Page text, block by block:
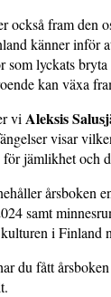
också fram den
känner inför
som lyckats
kan växa
vi Aleksis
visar
jämlikhet och
årsboken
samt
i Finland
du fått